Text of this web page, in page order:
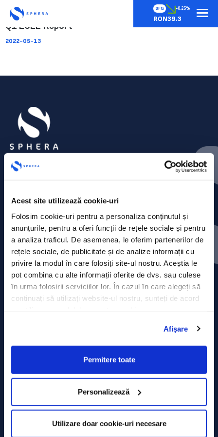
Acest site utilizează cookie-uri
Folosim cookie-uri pentru a personaliza conținutul și
anunțurile, pentru a oferi funcții de rețele sociale și pentru
a analiza traficul. De asemenea, le oferim partenerilor de
rețele sociale, de publicitate și de analize informații cu
privire la modul în care folosiți site-ul nostru. Aceștia le
pot combina cu alte informații oferite de dvs. sau culese
în urma folosirii serviciilor lor. În cazul în care alegeți să
continuați să utilizați website-ul nostru, sunteți de acord
Afişare
Permitere toate
Personalizează
Utilizare doar cookie-uri necesare
SFG -0.25%
RON39.3
Q1 2022 Report
2022-05-13
Press releases
Privacy Policy
Contact
Data Processing policy
Cookie policy